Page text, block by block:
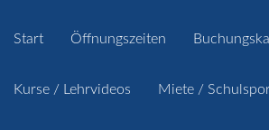
Start Öffnungszeiten
Kurse / Lehrvideos Miete /